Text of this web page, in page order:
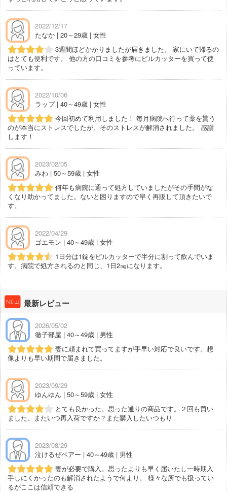
2022/12/17
たなか | 20～29歳 | 女性
3週間ほどかかりましたが届きました。 家にいて帰るの
はとても便利です。 他の方の口コミを参考にピルカッターを買って使
っています。
2022/10/06
ラップ | 40～49歳 | 女性
今回初めて利用しました！ 毎月病院へ行って薬を貰う
のが本当にストレスでしたが、そのストレスが解消されました。 感謝
します！
2023/02/05
みわ | 50～59歳 | 女性
何年も病院に通って処方していましたがその手間がな
くなり助かってました。ないと困りますので早く再販して頂きたいで
す。
2022/04/29
ゴエモン | 40～49歳 | 女性
1日分は1錠をピルカッターで半分に割って飲んでいま
す。病院で処方されるのと同じ、1日2㎎になります。
最新レビュー
2026/05/02
徹子部屋 | 40～49歳 | 男性
妻に頼まれて買ってますが手早い対応で良いです。想
像よりも早い期間で届きました。
2023/09/29
ゆんゆん | 50～59歳 | 女性
とても良かった。思った通りの商品です。２回も買い
ました。またいつ再入荷ですか？また購入したいつもり
2023/08/29
泣けるぜベアー | 40～49歳 | 男性
妻が必要で購入。思ったよりも早く届いたし一時期入
手しにくかったのも解消されたようで何より。 様々な所でも扱ってい
るがここは信頼できる